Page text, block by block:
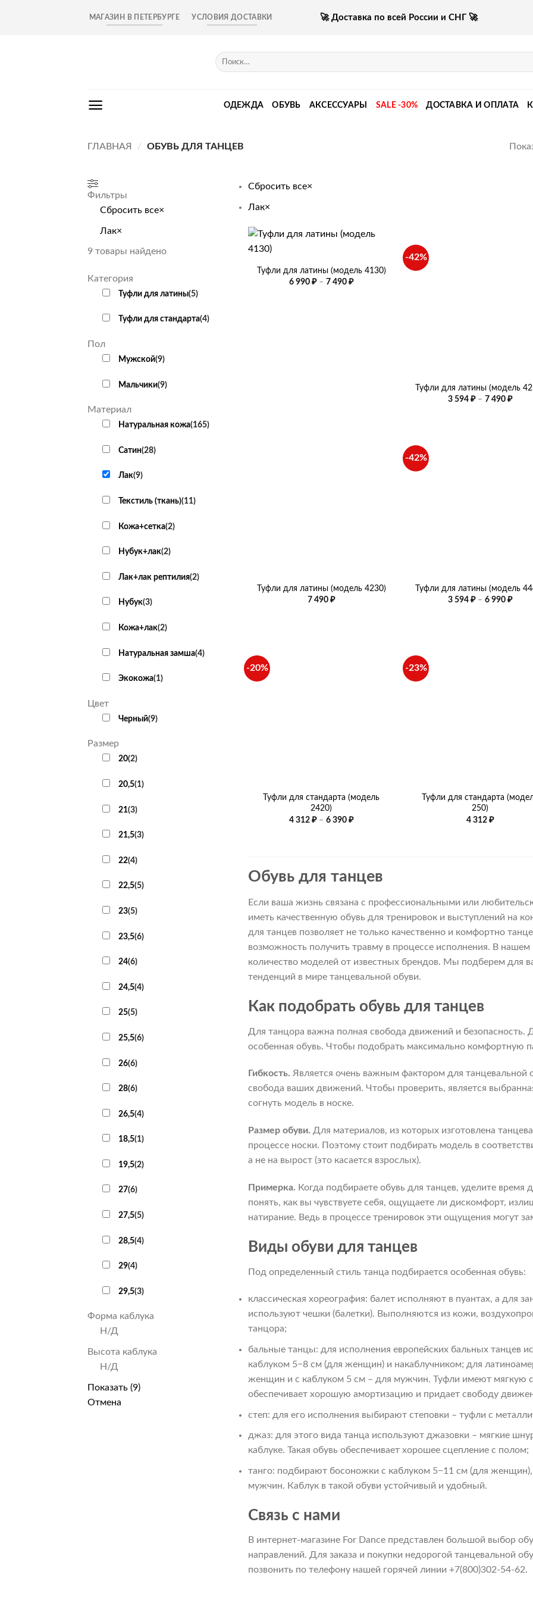
МАГАЗИН В ПЕТЕРБУРГЕ УСЛОВИЯ ДОСТАВКИ 🚀 Доставка по всей России и СНГ 🚀
Искать:
ОДЕЖДА ОБУВЬ АКСЕССУАРЫ SALE -30% ДОСТАВКА И ОПЛАТА
ГЛАВНАЯ / ОБУВЬ ДЛЯ ТАНЦЕВ
Фильтры
Сбросить все×
Лак×
9 товары найдено
Категория
Туфли для латины(5)
Туфли для стандарта(4)
Пол
Мужской(9)
Мальчики(9)
Материал
Натуральная кожа(165)
Сатин(28)
Лак(9)
Текстиль (ткань)(11)
Кожа+сетка(2)
Нубук+лак(2)
Лак+лак рептилия(2)
Нубук(3)
Кожа+лак(2)
Натуральная замша(4)
Экокожа(1)
Цвет
Черный(9)
Размер
20(2)
20,5(1)
21(3)
21,5(3)
22(4)
22,5(5)
23(5)
23,5(6)
24(6)
24,5(4)
25(5)
25,5(6)
26(6)
28(6)
26,5(4)
18,5(1)
19,5(2)
27(6)
27,5(5)
28,5(4)
29(4)
29,5(3)
Форма каблука
Н/Д
Высота каблука
Н/Д
Показать (9)
Отмена
Сбросить все×
Лак×
+
Туфли для латины (модель 4130)
6 990₽ – 7 490₽Диапазон
-42%
Туфли для латины (модель
3 594 ₽ – 7 490 ₽
Туфли для латины (модель 4230)
7 490₽
-42%
Туфли для латины (модель
3 594 ₽ – 6 990 ₽
-20%
Туфли для стандарта (модель
2420)
4 312₽ – 6 390₽Диапазон
-23%
Туфли для стандарта
250)
4 312 ₽
Обувь для танцев
Если ваша жизнь связана с профессиональными или
иметь качественную обувь для тренировок и выступлений на
для танцев позволяет не только качественно и комфортно
возможность получить травму в процессе исполнения. В
количество моделей от известных брендов. Мы подберем для
тенденций в мире танцевальной обуви.
Как подобрать обувь для танцев
Для танцора важна полная свобода движений и безопасность.
особенная обувь. Чтобы подобрать максимально комфортную
Гибкость. Является очень важным фактором для танцевальной
свобода ваших движений. Чтобы проверить, является
согнуть модель в носке.
Размер обуви. Для материалов, из которых изготовлена
процессе носки. Поэтому стоит подбирать модель в
а не на вырост (это касается взрослых).
Примерка. Когда подбираете обувь для танцев, уделите
понять, как вы чувствуете себя, ощущаете ли дискомфорт,
натирание. Ведь в процессе тренировок эти ощущения могут
Виды обуви для танцев
Под определенный стиль танца подбирается особенная обувь:
классическая хореография: балет исполняют в пуантах, а для
используют чешки (балетки). Выполняются из кожи,
танцора;
бальные танцы: для исполнения европейских бальных танцев
каблуком 5−8 см (для женщин) и накаблучником; для
женщин и с каблуком 5 см – для мужчин. Туфли имеют мягкую
обеспечивает хорошую амортизацию и придает свободу
степ: для его исполнения выбирают степовки – туфли с
джаз: для этого вида танца используют джазовки – мягкие
каблуке. Такая обувь обеспечивает хорошее сцепление с полом;
танго: подбирают босоножки с каблуком 5−11 см (для
мужчин. Каблук в такой обуви устойчивый и удобный.
Связь с нами
В интернет-магазине For Dance представлен большой выбор
направлений. Для заказа и покупки недорогой танцевальной
позвонить по телефону нашей горячей линии +7(800)302-54-62.